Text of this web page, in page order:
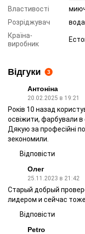
Властивості
Розріджувач
вода
Країна-
виробник
Відгуки 3
Антоніна
20.02.2025 в 19:21
Років 10 назад
освіжити, фарбували в
Дякую за професійні
зекономили.
Відповісти
Олег
25.11.2023 в 21:42
Старый добрый
лидером и сейчас
Відповісти
Petro